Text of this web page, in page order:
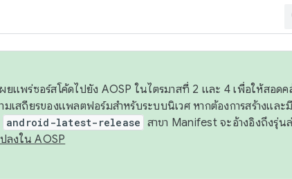
ยแพร่ซอร์สโค้ดไปยัง AOSP ในไตรมาสที่ 2 และ 4 เพื่อให้สอด
เสถียรของแพลตฟอร์มสำหรับระบบนิเวศ หากต้องการสร้างและ
android-latest-release สาขา Manifest จะอ้างอิงถึงรุ่
ลงใน AOSP